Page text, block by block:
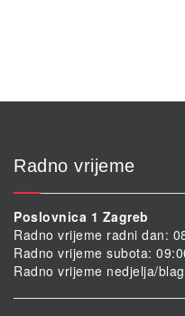
Radno vrijeme
Poslovnica 1 Zagreb
Radno vrijeme radni dan:
Radno vrijeme subota:
Radno vrijeme nedjelja/